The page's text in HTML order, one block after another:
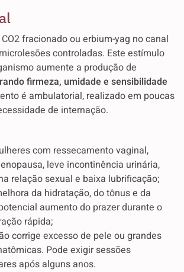
fracionado ou erbium-yag no canal
controladas. Este estímulo
aumente a produção de
firmeza, umidade e sensibilidade
é ambulatorial, realizado em poucas
de internação.
com ressecamento vaginal,
leve incontinência urinária,
relação sexual e baixa lubrificação;
da hidratação, do tônus e da
aumento do prazer durante o
rápida;
corrige excesso de pele ou grandes
Pode exigir sessões
após alguns anos.